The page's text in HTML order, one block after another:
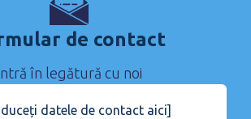
de contact
în legătură cu noi
datele de contact aici]